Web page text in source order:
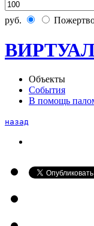
руб.
Объекты
События
В помощь
назад